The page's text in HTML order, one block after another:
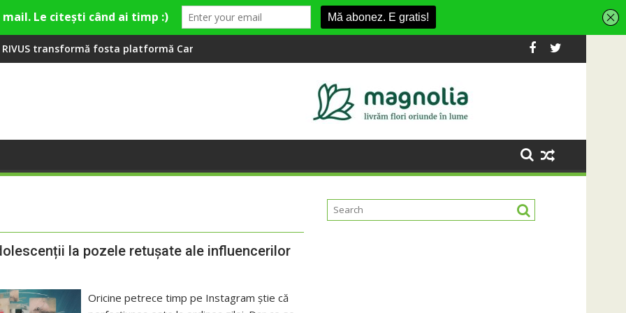
Village
platformă Carbochim într-un nou centru cultural și de divertisment din Cluj-Napoca
Când luna devine o întrebare SportinCluj: Cine este fotbalistul cu
la pozele retușate ale influencerilor
Oricine petrece timp pe Instagram știe că